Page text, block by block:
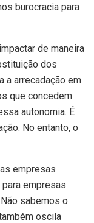
burocracia para
de maneira
dos
a arrecadação em
que concedem
autonomia. É
No entanto, o
empresas
empresas
sabemos o
oscila